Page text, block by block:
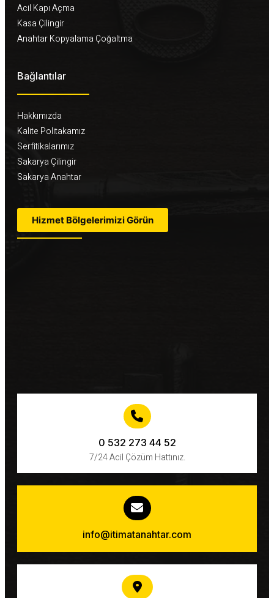
Acil Kapı Açma
Kasa Çilingir
Anahtar Kopyalama Çoğaltma
Bağlantılar
Hakkımızda
Kalite Politakamız
Serfitikalarımız
Sakarya Çilingir
Sakarya Anahtar
Hizmet Bölgelerimizi Görün
0 532 273 44 52
7/24 Acil Çözüm Hattınız.
info@itimatanahtar.com